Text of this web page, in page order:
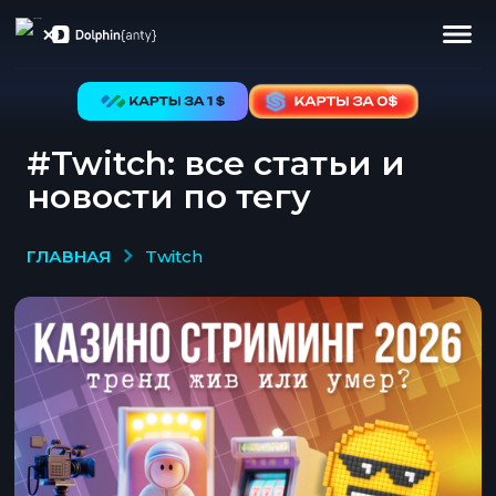
#Twitch: все статьи и
новости по тегу
ГЛАВНАЯ twitch